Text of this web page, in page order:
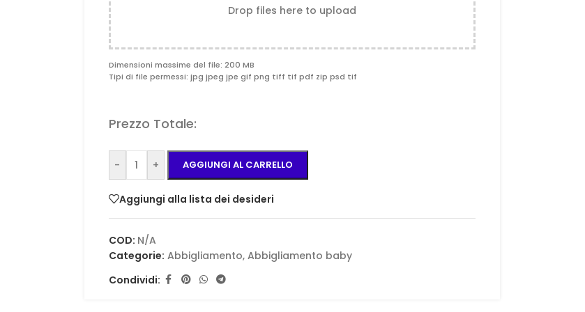
Drop files here to upload
Dimensioni massime del file: 200 MB
Tipi di file permessi: jpg jpeg jpe gif png tiff tif pdf zip psd tif
Prezzo Totale:
- + AGGIUNGI AL CARRELLO
Aggiungi alla lista dei desideri
COD: N/A
Categorie: Abbigliamento, Abbigliamento baby
Condividi: